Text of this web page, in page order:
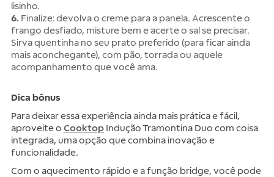
lisinho.
6. Finalize: devolva o creme para a panela. Acrescente o
frango desfiado, misture bem e acerte o sal se precisar.
Sirva quentinha no seu prato preferido (para ficar ainda
mais aconchegante), com pão, torrada ou aquele
acompanhamento que você ama.
Dica bônus
Para deixar essa experiência ainda mais prática e fácil,
aproveite o Cooktop Indução Tramontina Duo com coisa
integrada, uma opção que combina inovação e
funcionalidade.
Com o aquecimento rápido e a função bridge, você pode